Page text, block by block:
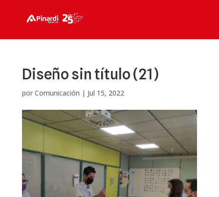
Diseño sin título (21)
por Comunicación | Jul 15, 2022